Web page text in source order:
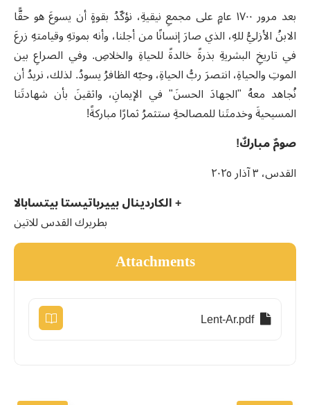
بعد مرور ١٧٠٠ عامٍ على مجمعِ نيقيةِ، نؤكّدُ بقوةٍ أن يسوعَ هو حقًّا
الابنُ الأزليُّ للهِ، الذي صارَ إنسانًا من أجلنا، وأنه بموتهِ وقيامتهِ زرعَ
في تاريخِ البشريةِ بذرةً خالدةً للحياةِ والخلاصِ. وفي الصراعِ بين
الموتِ والحياةِ، انتصرَ ربُّ الحياةِ، وحبّه الظافرُ يسودُ. لذلك، نريدُ أن
نُجاهد معهُ "الجهادَ الحسنَ" في الإيمانِ، واثقينَ بأن شهادتَنا
المسيحيةَ وخدمتَنا للمصالحةِ ستثمرُ ثمارًا مباركةً!
صومٌ مباركٌ!
القدس، ٣ آذار ٢٠٢٥
+ الكاردينال بييرباتيستا بيتسابالا
بطريرك القدس للاتين
Attachments
Lent-Ar.pdf